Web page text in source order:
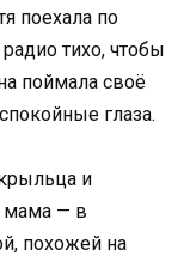
поехала по
тихо, чтобы
поймала своё
глаза.
и
мама — в
похожей на